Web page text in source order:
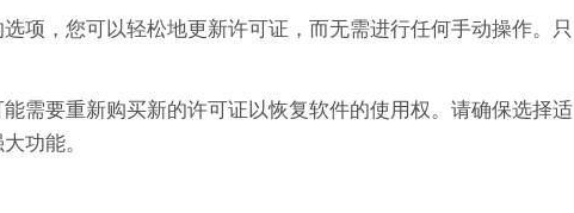
项，您可以轻松地更新许可证，而无需进行任何手动操作。只
需要重新购买新的许可证以恢复软件的使用权。请确保选择适
功能。